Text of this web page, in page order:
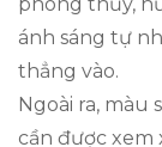
ánh sáng tự
thẳng vào.
Ngoài ra, màu
cần được xem